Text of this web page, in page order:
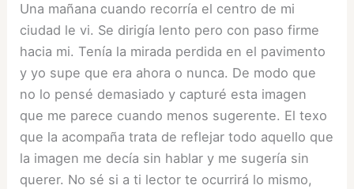
Una mañana cuando recorría el centro de mi
ciudad le vi. Se dirigía lento pero con paso firme
hacia mi. Tenía la mirada perdida en el pavimento
y yo supe que era ahora o nunca. De modo que
no lo pensé demasiado y capturé esta imagen
que me parece cuando menos sugerente. El texo
que la acompaña trata de reflejar todo aquello que
la imagen me decía sin hablar y me sugería sin
querer. No sé si a ti lector te ocurrirá lo mismo,